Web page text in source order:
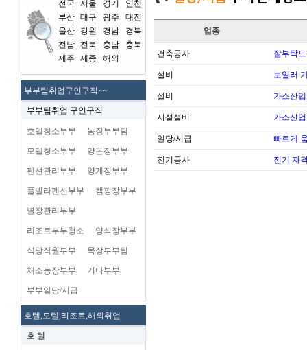
전국 서울 경기
인천
부산 대구 광주
대전
울산
강원 경남
경북
전남
전북 충남
충북
제주
세종 해외
부부팀취업구인구직~~
부부팀취업 구인구직
호텔청소부부 농장부부팀
모텔청소부부 양돈장부부
펜션관리부부 양계장부부
플빌라펜션부부 캠핑장부부
별장관리부부
리조트부부청소 양식장부부
식당직원부부 목장부부팀
채소농장부부 기타부부
부부일당/시급
호텔,모텔,리조트,해외취업
호 텔
업종
건축공사 잘부탁
설비 보일러
설비 가스산
시설설비 가스산
일당/시급 빠르게
전기공사 전기 자